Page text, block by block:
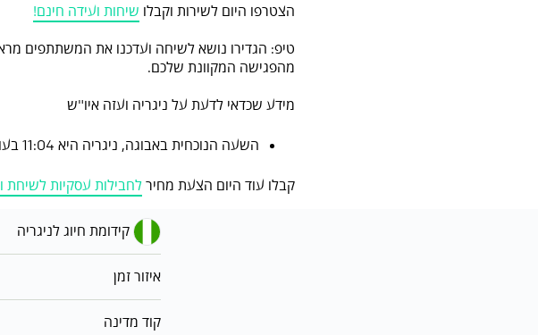
הצטרפו היום לשירות וקבלו שיחות ועידה חינם!
טיפ: הגדירו נושא לשיחה ועדכנו את המשתתפים
מהפגישה המקוונת שלכם.
מידע שכדאי לדעת על ניגריה ועזה איו"ש
השעה הנוכחית באבוגה, ניגריה היא 11:04 בעוד השעה הנוכחית ב, עזה איו"ש היא 13:04
קבלו עוד היום הצעת מחירלחבילות עסקיות
קידומת חיוג לניגריה
איזור זמן
קוד מדינה